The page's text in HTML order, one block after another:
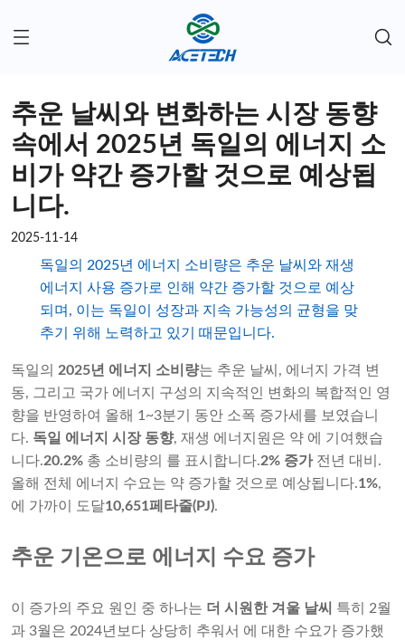
추운 날씨와 변화하는 시장 동향
속에서 2025년 독일의 에너지 소
비가 약간 증가할 것으로 예상됩
니다.
2025-11-14
독일의 2025년 에너지 소비량은 추운 날씨와 재생
에너지 사용 증가로 인해 약간 증가할 것으로 예상
되며, 이는 독일이 성장과 지속 가능성의 균형을 맞
추기 위해 노력하고 있기 때문입니다.
독일의 2025년 에너지 소비량는 추운 날씨, 에너지 가격 변
동, 그리고 국가 에너지 구성의 지속적인 변화의 복합적인 영
향을 반영하여 올해 1~3분기 동안 소폭 증가세를 보였습니
다. 독일 에너지 시장 동향, 재생 에너지원은 약 에 기여했습
니다.20.2% 총 소비량의 를 표시합니다.2% 증가전년 대비.
올해 전체 에너지 수요는 약 증가할 것으로 예상됩니다.1%,
에 가까이 도달10,651페타줄(PJ).
추운 기온으로 에너지 수요 증가
이 증가의 주요 원인 중 하나는 더 시원한 겨울 날씨 특히 2월
과 3월은 2024년보다 상당히 추워서 에 대한 수요가 증가했